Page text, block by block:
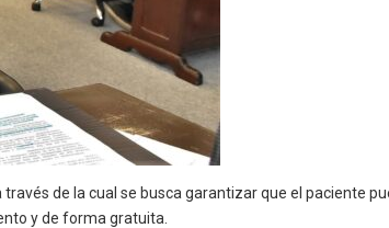
de la cual se busca garantizar que el paciente
y de forma gratuita.